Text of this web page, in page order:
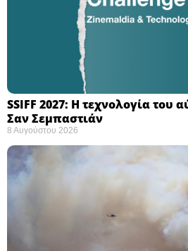
SSIFF 2027: Η τεχνολογία του
Σαν Σεμπαστιάν ​
8 Αυγούστου 2026